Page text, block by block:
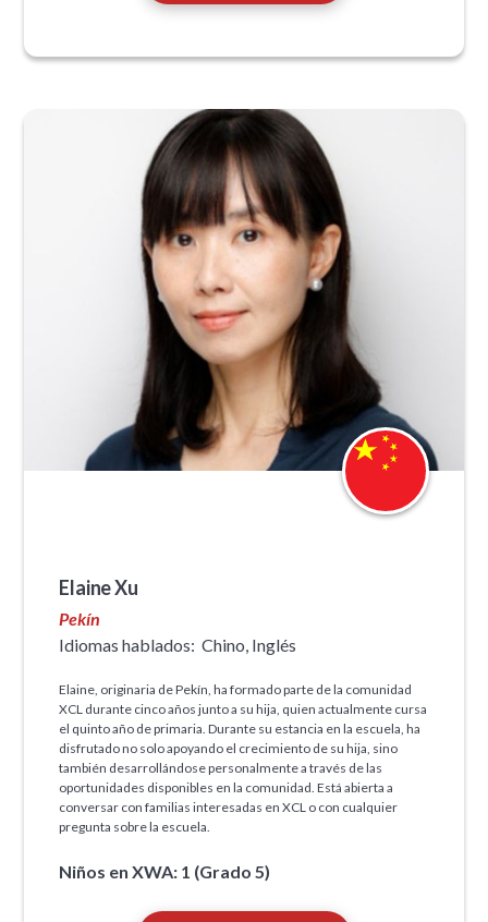
Elaine Xu
Pekín
Idiomas hablados:Chino, Inglés
Elaine, originaria de Pekín, ha formado parte de la comunidad
XCL durante cinco años junto a su hija, quien actualmente cursa
el quinto año de primaria. Durante su estancia en la escuela, ha
disfrutado no solo apoyando el crecimiento de su hija, sino
también desarrollándose personalmente a través de las
oportunidades disponibles en la comunidad. Está abierta a
conversar con familias interesadas en XCL o con cualquier
pregunta sobre la escuela.
Niños en XWA: 1 (Grado 5)